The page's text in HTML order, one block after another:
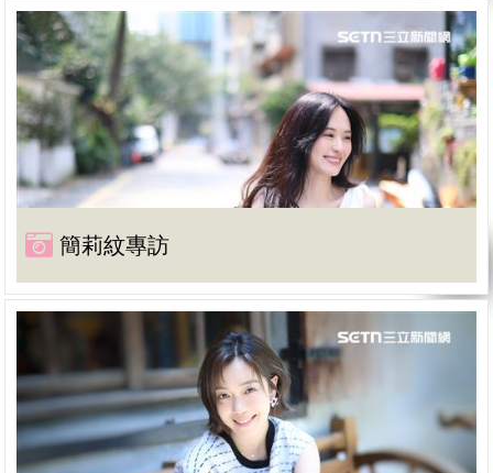
簡莉紋專訪